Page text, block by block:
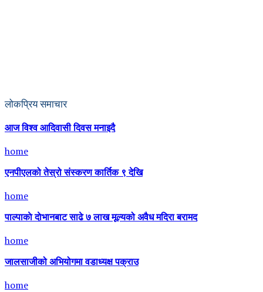
लोकप्रिय समाचार
आज विश्व आदिवासी दिवस मनाइदै
home
एनपीएलको तेस्रो संस्करण कार्तिक ९ देखि
home
पाल्पाकाे दाेभानबाट साढे ७ लाख मूल्यको अवैध मदिरा बरामद
home
जालसाजीको अभियोगमा वडाध्यक्ष पक्राउ
home